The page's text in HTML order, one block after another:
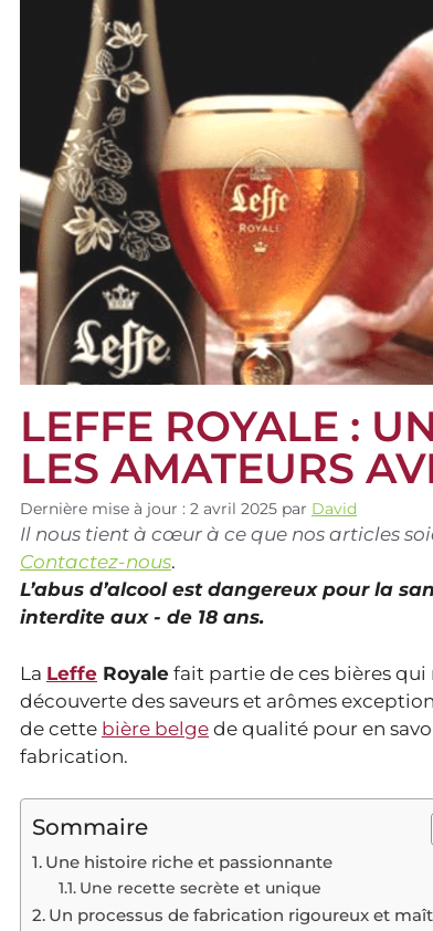
LEFFE ROYALE :
LES AMATEURS
Dernière mise à jour : 2 avril 2025 par David
Il nous tient à cœur à ce que nos articles
Contactez-nous.
L’abus d’alcool est dangereux pour la
interdite aux - de 18 ans.
La Leffe Royale fait partie de ces bières
découverte des saveurs et arômes
de cette bière belge de qualité pour en
fabrication.
Sommaire
Une histoire riche et passionnante
Une recette secrète et unique
Un processus de fabrication rigoureux et